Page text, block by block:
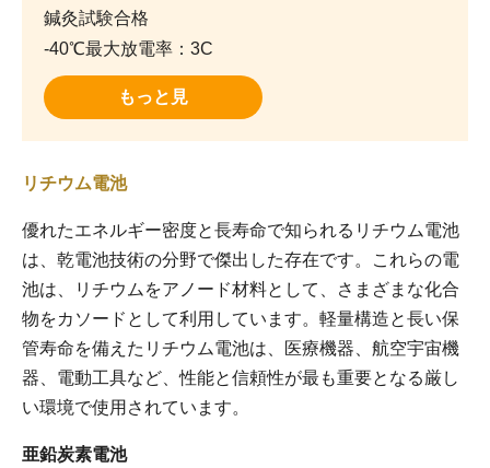
鍼灸試験合格
-40℃最大放電率：3C
もっと見
リチウム電池
優れたエネルギー密度と長寿命で知られるリチウム電池
は、乾電池技術の分野で傑出した存在です。これらの電
池は、リチウムをアノード材料として、さまざまな化合
物をカソードとして利用しています。軽量構造と長い保
管寿命を備えたリチウム電池は、医療機器、航空宇宙機
器、電動工具など、性能と信頼性が最も重要となる厳し
い環境で使用されています。
亜鉛炭素電池